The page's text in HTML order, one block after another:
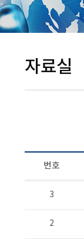
자료실
번호
3
2